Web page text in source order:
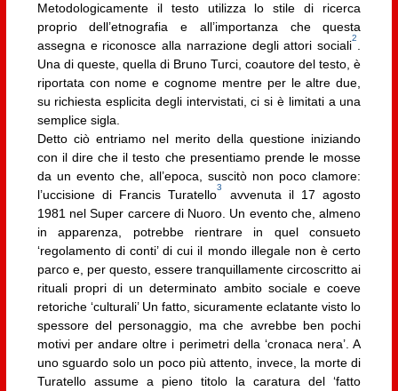
Metodologicamente il testo utilizza lo stile di ricerca
proprio dell’etnografia e all’importanza che questa
assegna e riconosce alla narrazione degli attori sociali
2
.
Una di queste, quella di Bruno Turci, coautore del testo, è
riportata con nome e cognome mentre per le altre due,
su richiesta esplicita degli intervistati, ci si è limitati a una
semplice sigla.
Detto ciò entriamo nel merito della questione iniziando
con il dire che il testo che presentiamo prende le mosse
da un evento che, all’epoca, suscitò non poco clamore:
l’uccisione di Francis Turatello
3
avvenuta il 17 agosto
1981 nel Super carcere di Nuoro. Un evento che, almeno
in apparenza, potrebbe rientrare in quel consueto
‘regolamento di conti’ di cui il mondo illegale non è certo
parco e, per questo, essere tranquillamente circoscritto ai
rituali propri di un determinato ambito sociale e coeve
retoriche ‘culturali’ Un fatto, sicuramente eclatante visto lo
spessore del personaggio, ma che avrebbe ben pochi
motivi per andare oltre i perimetri della ‘cronaca nera’. A
uno sguardo solo un poco più attento, invece, la morte di
Turatello assume a pieno titolo la caratura del ‘fatto